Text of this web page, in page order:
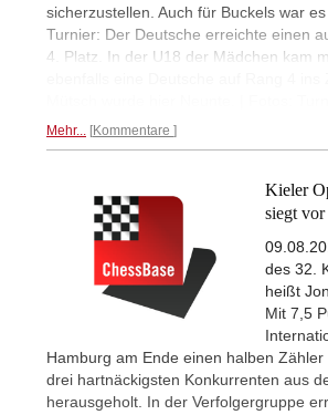
sicherzustellen. Auch für Buckels war
Turnier: Der Deutsche erreichte einen
4. Platz. In der U18 der Mädchen kam
Mehr... Kommentare
Kieler
siegt
des 32.
heißt
Mit 7,5
Hamburg am Ende einen halben
drei hartnäckigsten Konkurrenten aus
herausgeholt. In der Verfolgergruppe